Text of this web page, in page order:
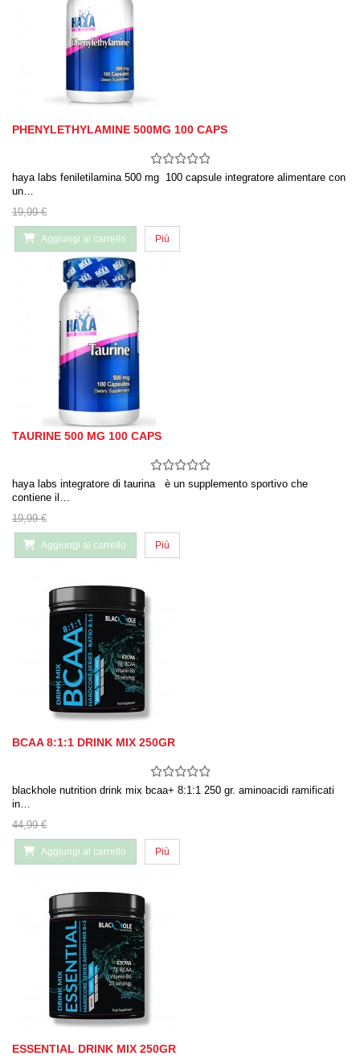
PHENYLETHYLAMINE 500MG 100 CAPS
haya labs feniletilamina 500 mg 100 capsule integratore alimentare con
un…
19,99 €
Aggiungi al carrello Più
TAURINE 500 MG 100 CAPS
haya labs integratore di taurina è un supplemento sportivo che
contiene il…
19,99 €
Aggiungi al carrello Più
BCAA 8:1:1 DRINK MIX 250GR
blackhole nutrition drink mix bcaa+ 8:1:1 250 gr. aminoacidi ramificati
in…
44,99 €
Aggiungi al carrello Più
ESSENTIAL DRINK MIX 250GR